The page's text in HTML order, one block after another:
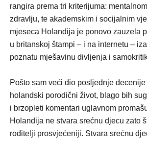
rangira prema tri kriterijuma:
zdravlju, te akademskim i socijalnim
mjeseca Holandija je ponovo zauzela
u britanskoj štampi – i na internetu –
poznatu mješavinu divljenja i
Pošto sam veći dio posljednje
holandski porodični život, blago bih
i brzopleti komentari uglavnom
Holandija ne stvara srećnu djecu zato
roditelji prosvjećeniji. Stvara srećnu